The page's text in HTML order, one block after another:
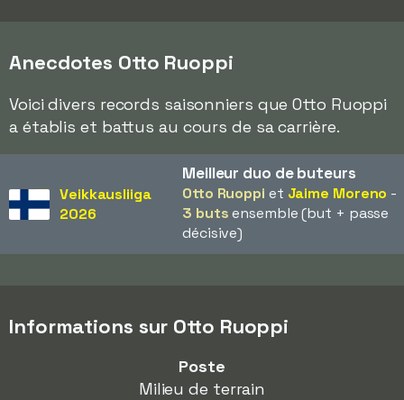
Anecdotes Otto Ruoppi
Voici divers records saisonniers que Otto Ruoppi
a établis et battus au cours de sa carrière.
Veikkausliiga
2026
Meilleur duo de buteurs
Otto Ruoppi et Jaime Moreno -
3 butsensemble (but + passe
décisive)
Informations sur Otto Ruoppi
Poste
Milieu de terrain